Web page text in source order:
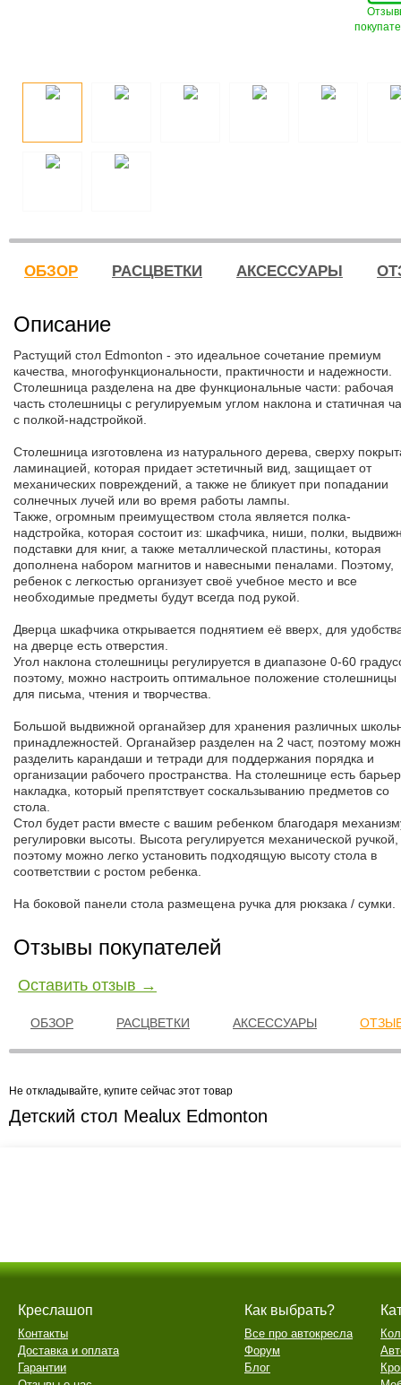
ОБЗОР РАСЦВЕТКИ АКСЕССУАРЫ
Описание
Растущий стол Edmonton - это идеальное сочетание премиум
качества, многофункциональности, практичности и надежности.
Столешница разделена на две функциональные части: рабочая
часть столешницы с регулируемым углом наклона и статичная
с полкой-надстройкой.
Столешница изготовлена из натурального дерева, сверху
ламинацией, которая придает эстетичный вид, защищает от
механических повреждений, а также не бликует при попадании
солнечных лучей или во время работы лампы.
Также, огромным преимуществом стола является полка-
надстройка, которая состоит из: шкафчика, ниши, полки,
подставки для книг, а также металлической пластины, которая
дополнена набором магнитов и навесными пеналами. Поэтому,
ребенок с легкостью организует своё учебное место и все
необходимые предметы будут всегда под рукой.
Дверца шкафчика открывается поднятием её вверх, для
на дверце есть отверстия.
Угол наклона столешницы регулируется в диапазоне 0-60
поэтому, можно настроить оптимальное положение столешницы
для письма, чтения и творчества.
Большой выдвижной органайзер для хранения различных
принадлежностей. Органайзер разделен на 2 част, поэтому
разделить карандаши и тетради для поддержания порядка и
организации рабочего пространства. На столешнице есть
накладка, который препятствует соскальзыванию предметов со
стола.
Стол будет расти вместе с вашим ребенком благодаря
регулировки высоты. Высота регулируется механической ручкой,
поэтому можно легко установить подходящую высоту стола в
соответствии с ростом ребенка.
На боковой панели стола размещена ручка для рюкзака / сумки.
Отзывы покупателей
Оставить отзыв →
ОБЗОР РАСЦВЕТКИ АКСЕССУАРЫ
Не откладывайте, купите сейчас этот товар
Детский стол Mealux Edmonton
Креслашоп
Контакты
Доставка и оплата
Гарантии
Как выбрать?
Все про автокресла
Форум
Блог